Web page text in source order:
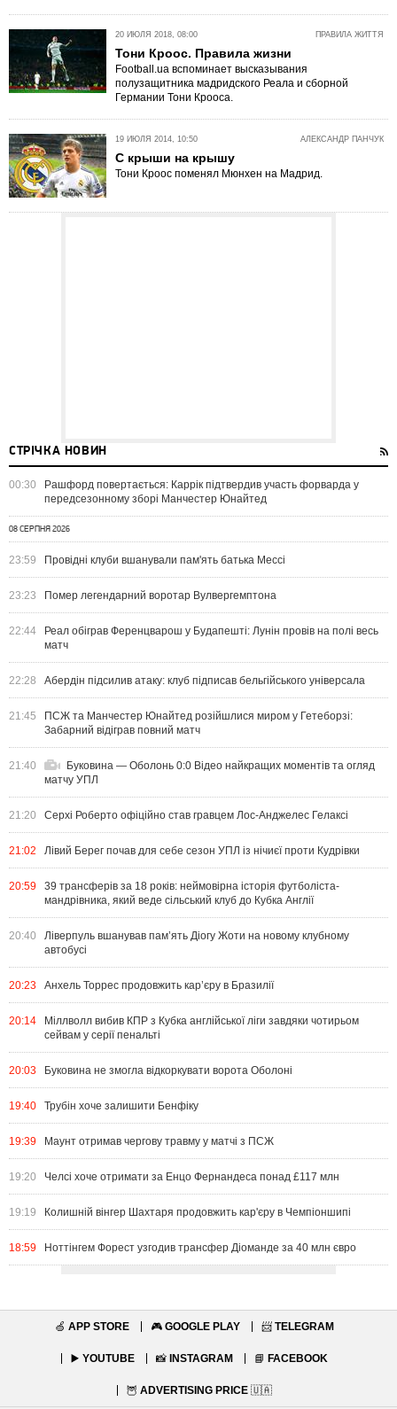
ПРАВИЛА ЖИТТЯ
20 ИЮЛЯ 2018, 08:00
Тони Кроос. Правила жизни
Football.ua вспоминает высказывания
полузащитника мадридского Реала и сборной
Германии Тони Крооса.
АЛЕКСАНДР ПАНЧУК
19 ИЮЛЯ 2014, 10:50
С крыши на крышу
Тони Кроос поменял Мюнхен на Мадрид.
СТРІЧКА НОВИН
00:30
Рашфорд повертається: Каррік підтвердив участь форварда у
передсезонному зборі Манчестер Юнайтед
08 СЕРПНЯ 2026
23:59 Провідні клуби вшанували пам'ять батька Мессі
23:23 Помер легендарний воротар Вулвергемптона
22:44
Реал обіграв Ференцварош у Будапешті: Лунін провів на полі весь
матч
22:28 Абердін підсилив атаку: клуб підписав бельгійського універсала
21:45
ПСЖ та Манчестер Юнайтед розійшлися миром у Гетеборзі:
Забарний відіграв повний матч
21:40
Буковина — Оболонь 0:0 Відео найкращих моментів та огляд
матчу УПЛ
21:20 Серхі Роберто офіційно став гравцем Лос-Анджелес Гелаксі
21:02 Лівий Берег почав для себе сезон УПЛ із нічиєї проти Кудрівки
20:59
39 трансферів за 18 років: неймовірна історія футболіста-
мандрівника, який веде сільський клуб до Кубка Англії
20:40
Ліверпуль вшанував пам’ять Діогу Жоти на новому клубному
автобусі
20:23 Анхель Торрес продовжить кар’єру в Бразилії
20:14
Міллволл вибив КПР з Кубка англійської ліги завдяки чотирьом
сейвам у серії пенальті
20:03 Буковина не змогла відкоркувати ворота Оболоні
19:40 Трубін хоче залишити Бенфіку
19:39 Маунт отримав чергову травму у матчі з ПСЖ
19:20 Челсі хоче отримати за Енцо Фернандеса понад £117 млн
19:19 Колишній вінгер Шахтаря продовжить кар'єру в Чемпіоншипі
18:59 Ноттінгем Форест узгодив трансфер Діоманде за 40 млн євро
🍏 APP STORE 🎮 GOOGLE PLAY 📨 TELEGRAM
▶️ YOUTUBE 📸 INSTAGRAM 📘 FACEBOOK
🦉 ADVERTISING PRICE 🇺🇦